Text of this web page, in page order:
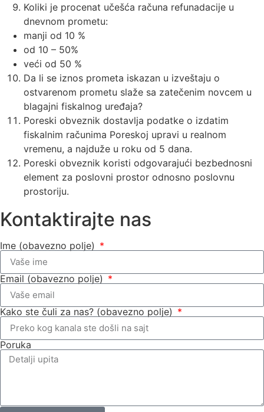
Koliki je procenat učešća računa refunadacije u
dnevnom prometu:
manji od 10 %
od 10 – 50%
veći od 50 %
Da li se iznos prometa iskazan u izveštaju o
ostvarenom prometu slaže sa zatečenim novcem u
blagajni fiskalnog uređaja?
Poreski obveznik dostavlja podatke o izdatim
fiskalnim računima Poreskoj upravi u realnom
vremenu, a najduže u roku od 5 dana.
Poreski obveznik koristi odgovarajući bezbednosni
element za poslovni prostor odnosno poslovnu
prostoriju.
Kontaktirajte nas
Ime (obavezno polje)
Email (obavezno polje)
Kako ste čuli za nas? (obavezno polje)
Poruka